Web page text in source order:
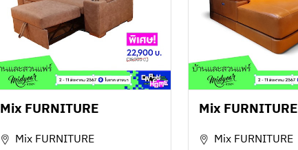
Mix FURNITURE
Mix FURNITURE
Mix FURNITURE
Mix FURNITURE